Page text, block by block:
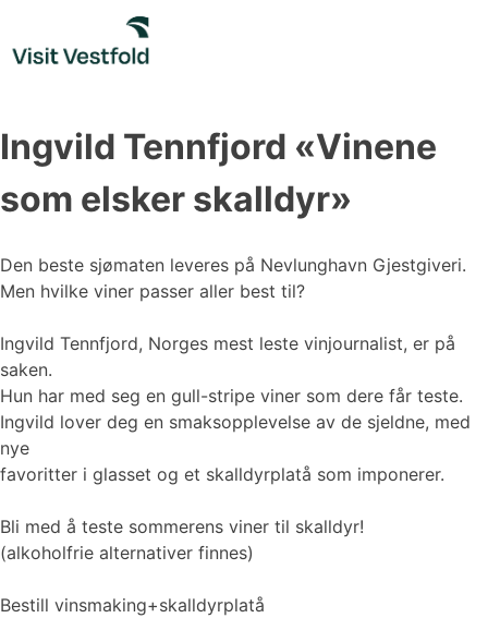
content
Ingvild Tennfjord «Vinene
som elsker skalldyr»
Den beste sjømaten leveres på Nevlunghavn Gjestgiveri.
Men hvilke viner passer aller best til?
Ingvild Tennfjord, Norges mest leste vinjournalist, er på
saken.
Hun har med seg en gull-stripe viner som dere får teste.
Ingvild lover deg en smaksopplevelse av de sjeldne, med
nye
favoritter i glasset og et skalldyrplatå som imponerer.
Bli med å teste sommerens viner til skalldyr!
(alkoholfrie alternativer finnes)
Bestill vinsmaking+skalldyrplatå